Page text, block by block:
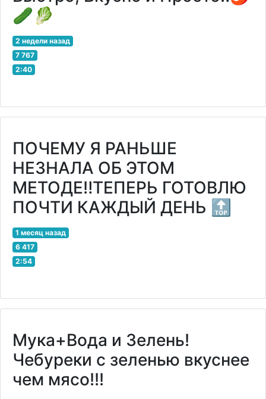
🥒🥬
2 недели назад
7 767
2:40
ПОЧЕМУ Я РАНЬШЕ
НЕЗНАЛА ОБ ЭТОМ
МЕТОДЕ‼ТЕПЕРЬ ГОТОВЛЮ
ПОЧТИ КАЖДЫЙ ДЕНЬ 🔝
1 месяц назад
6 417
2:54
Мука+Вода и Зелень!
Чебуреки с зеленью вкуснее
чем мясо!!!